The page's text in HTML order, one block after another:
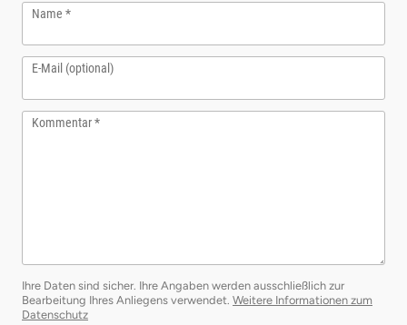
Name
E-Mail (optional)
Kommentar
Ihre Daten sind sicher. Ihre Angaben werden ausschließlich zur
Bearbeitung Ihres Anliegens verwendet. Weitere Informationen zum
Datenschutzöffnet in neuem Fenster